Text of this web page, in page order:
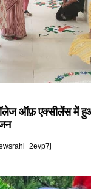
ऑफ़ एक्सीलेंस में